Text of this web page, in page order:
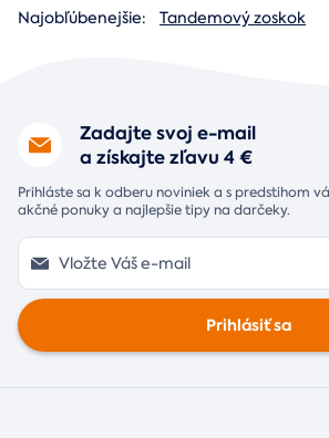
Najobľúbenejšie: Tandemový zoskok
Zadajte svoj e-mail
a získajte zľavu 4 €
Prihláste sa k odberu noviniek a s predstihom
akčné ponuky a najlepšie tipy na darčeky.
Prihlásiť sa